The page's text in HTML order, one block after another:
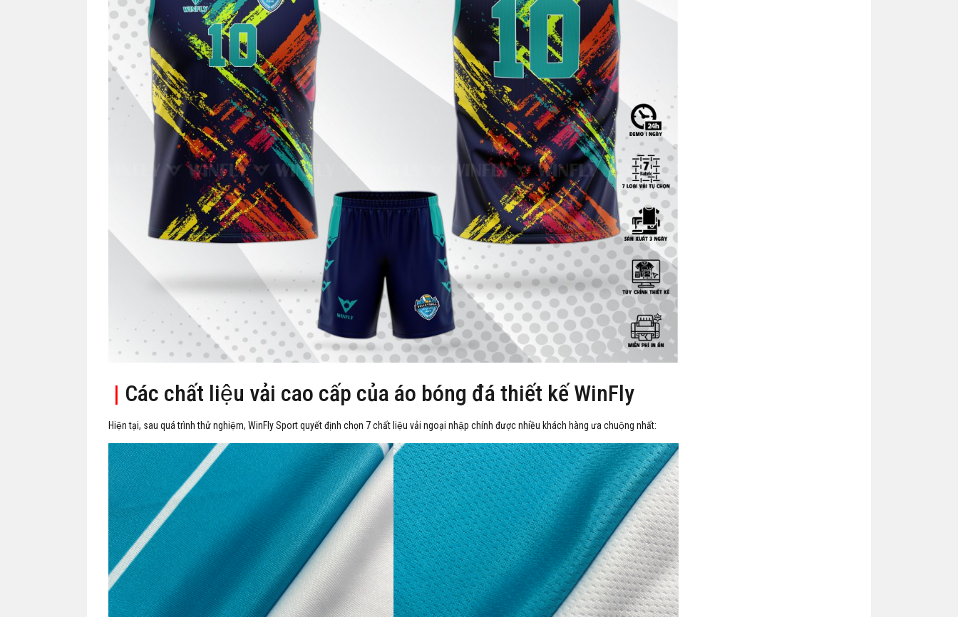
| Các chất liệu vải cao cấp của áo bóng đá thiết kế WinFly
Hiện tại, sau quá trình thử nghiệm, WinFly Sport quyết định chọn 7 chất liệu vải ngoại nhập chính được nhiều khách hàng ưa chuộng nhất: